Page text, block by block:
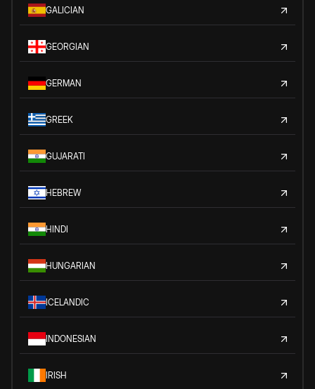
GALICIAN
GEORGIAN
GERMAN
GREEK
GUJARATI
HEBREW
HINDI
HUNGARIAN
ICELANDIC
INDONESIAN
IRISH